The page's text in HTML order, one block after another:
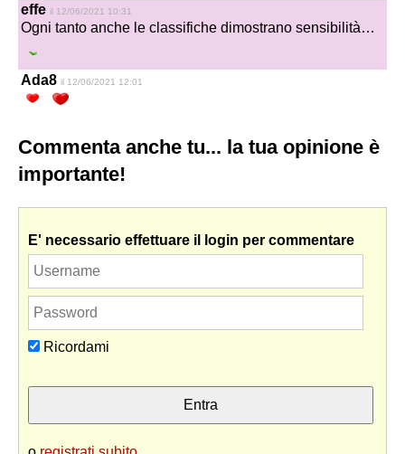
effe il 12/06/2021 10:31
Ogni tanto anche le classifiche dimostrano sensibilità…
Ada8 il 12/06/2021 12:01
Commenta anche tu... la tua opinione è
importante!
E' necessario effettuare il login per commentare
Ricordami